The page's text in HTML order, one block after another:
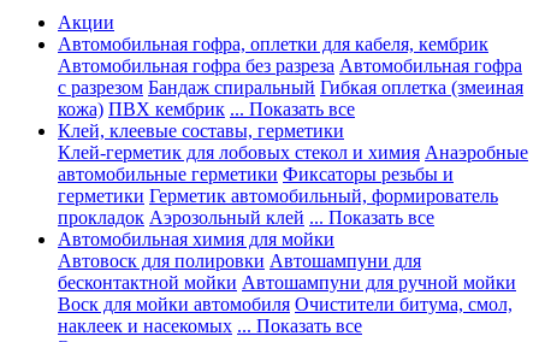
Акции
Автомобильная гофра, оплетки для кабеля, кембрик
Автомобильная гофра без разреза Автомобильная гофра
с разрезом Бандаж спиральный Гибкая оплетка (змеиная
кожа) ПВХ кембрик ... Показать все
Клей, клеевые составы, герметики
Клей-герметик для лобовых стекол и химия Анаэробные
автомобильные герметики Фиксаторы резьбы и
герметики Герметик автомобильный, формирователь
прокладок Аэрозольный клей ... Показать все
Автомобильная химия для мойки
Автовоск для полировки Автошампуни для
бесконтактной мойки Автошампуни для ручной мойки
Воск для мойки автомобиля Очистители битума, смол,
наклеек и насекомых ... Показать все